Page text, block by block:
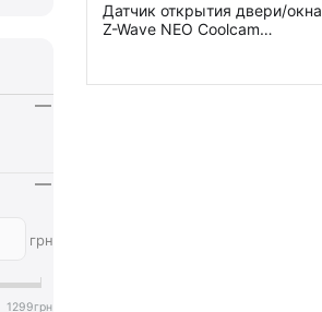
Датчик открытия двери/окна
Z-Wave NEO Coolcam
грн
1299грн